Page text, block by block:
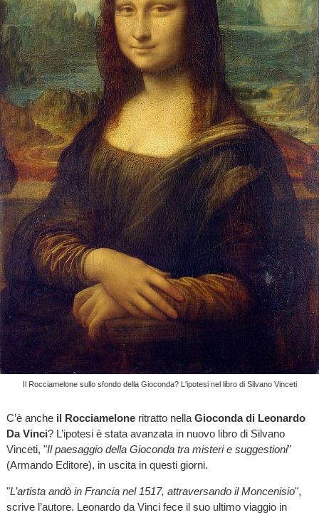
Il Rocciamelone sullo sfondo della Gioconda? L'ipotesi nel libro di Silvano Vinceti
C’è anche il Rocciamelone ritratto nella Gioconda di Leonardo
Da Vinci? L’ipotesi è stata avanzata in nuovo libro di Silvano
Vinceti, "Il paesaggio della Gioconda tra misteri e suggestioni"
(Armando Editore), in uscita in questi giorni.
"L’artista andò in Francia nel 1517, attraversando il Moncenisio",
scrive l’autore. Leonardo da Vinci fece il suo ultimo viaggio in